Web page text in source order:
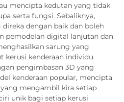
mencipta kedutan yang tidak
serta fungsi. Sebaliknya,
dengan baik dan boleh
pemodelan digital lanjutan dan
sarung yang
kerusi kenderaan individu.
pengimbasan 3D yang
kenderaan popular, mencipta
mengambil kira setiap
unik bagi setiap kerusi